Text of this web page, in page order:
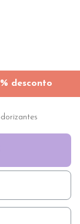
desconto